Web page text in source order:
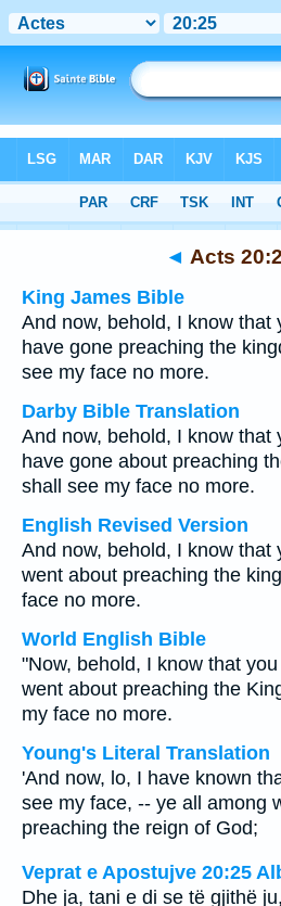
> Acts 20:25
◄ Acts
King James Bible
And now, behold, I know that
have gone preaching the
see my face no more.
Darby Bible Translation
And now, behold, I know that
have gone about preaching
shall see my face no more.
English Revised Version
And now, behold, I know that
went about preaching the
face no more.
World English Bible
"Now, behold, I know that
went about preaching the
my face no more.
Young's Literal Translation
'And now, lo, I have known
see my face, -- ye all among
preaching the reign of God;
Veprat e Apostujve 20:25
Dhe ja, tani e di se të gjithë